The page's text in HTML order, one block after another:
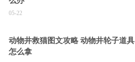
05-22
动物井救猫图文攻略 动物井轮子道具
怎么拿